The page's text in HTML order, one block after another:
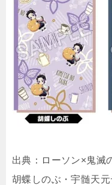
出典：ローソン×鬼滅
胡蝶しのぶ・宇髄天元